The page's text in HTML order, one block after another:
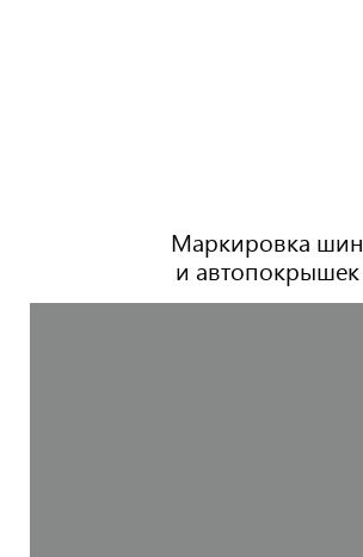
Маркировка шин
и автопокрышек